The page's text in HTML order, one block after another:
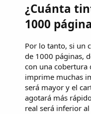
¿Cuánta
1000
Por lo tanto, si un
de 1000 páginas,
con una cobertura
imprime muchas
será mayor y el
agotará más
real será inferior